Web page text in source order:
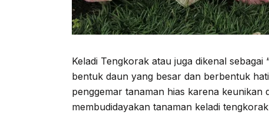
Keladi Tengkorak atau juga dikenal
bentuk daun yang besar dan berbentuk
penggemar tanaman hias karena
membudidayakan tanaman keladi